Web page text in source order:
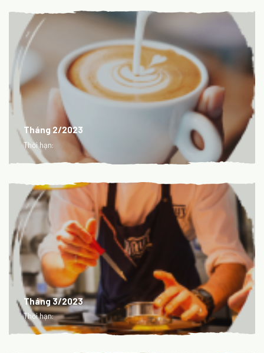
Tháng 2/2023
Thời hạn:
Tháng 3/2023
Thời hạn: